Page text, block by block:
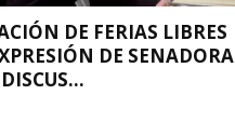
DE FERIAS LIBRES
DE SENADORA